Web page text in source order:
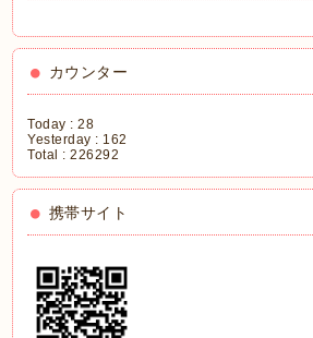
カウンター
Today :28
Yesterday : 162
Total :226292
携帯サイト